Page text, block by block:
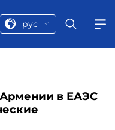
рус
в ЕАЭС